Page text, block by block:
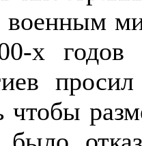
военным
х годов
чтобы